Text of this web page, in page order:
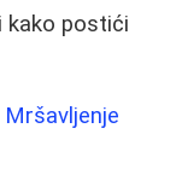
kako postići